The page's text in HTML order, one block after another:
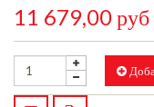
11 679,00 руб